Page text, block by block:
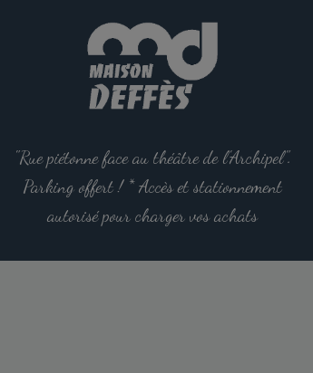
"Rue piétonne face au théâtre de l'Archipel".
Parking offert ! * Accès et stationnement
autorisé pour charger vos achats